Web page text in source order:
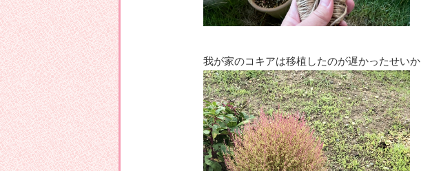
我が家のコキアは移植したのが遅かったせいか